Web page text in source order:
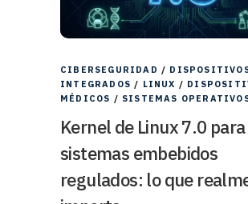
CIBERSEGURIDAD /
INTEGRADOS / LINUX /
MÉDICOS / SISTEMAS
Kernel de Linux 7.0 para
sistemas embebidos
regulados: lo que